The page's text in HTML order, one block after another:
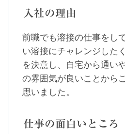
入社の理由
前職でも溶接の仕事をし
い溶接にチャレンジした
を決意し、自宅から通い
の雰囲気が良いことから
思いました。
仕事の面白いところ